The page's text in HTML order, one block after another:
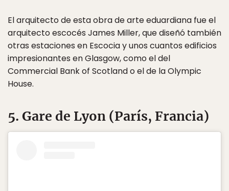
El arquitecto de esta obra de arte eduardiana fue el
arquitecto escocés James Miller, que diseñó también
otras estaciones en Escocia y unos cuantos edificios
impresionantes en Glasgow, como el del
Commercial Bank of Scotland o el de la Olympic
House.
5. Gare de Lyon (París, Francia)